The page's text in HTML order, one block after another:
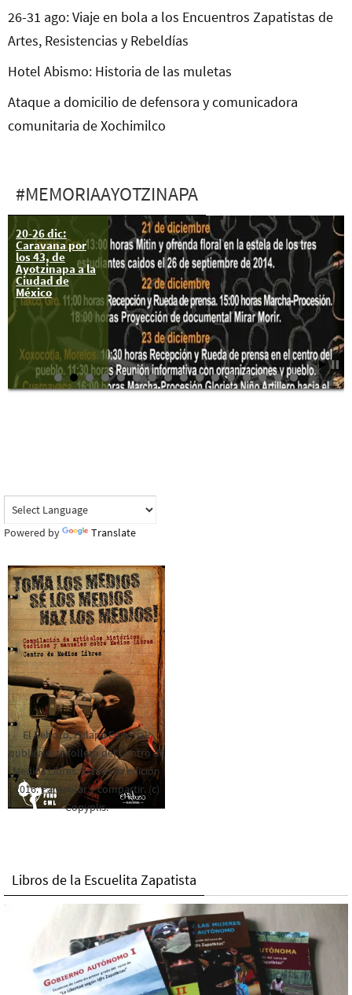
26-31 ago: Viaje en bola a los Encuentros Zapatistas de
Artes, Resistencias y Rebeldías
Hotel Abismo: Historia de las muletas
Ataque a domicilio de defensora y comunicadora
comunitaria de Xochimilco
#MEMORIAAYOTZINAPA
20-26 dic:
Caravana por
los 43, de
Ayotzinapa a la
Ciudad de
México
Powered by Translate
El Rebozo, Palapa Editorial,
publica este folleto del Centro de
Medios Libres. Esta es la edición
2016. Para rolar y compartir. (c)
Copyplis.
Libros de la Escuelita Zapatista